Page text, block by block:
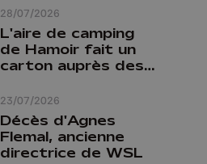
28/07/2026
budget pour le
faire
23/07/2026
L'aire de camping
de Hamoir fait un
carton auprès des
Décès d'Agnes
Flemal, ancienne
directrice de WSL